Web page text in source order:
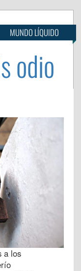
MUNDO LÍQUIDO
odio
a los